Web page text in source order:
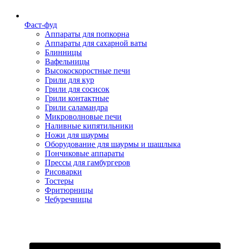
Фаст-фуд
Аппараты для попкорна
Аппараты для сахарной ваты
Блинницы
Вафельницы
Высокоскоростные печи
Грили для кур
Грили для сосисок
Грили контактные
Грили саламандра
Микроволновые печи
Наливные кипятильники
Ножи для шаурмы
Оборудование для шаурмы и шашлыка
Пончиковые аппараты
Прессы для гамбургеров
Рисоварки
Тостеры
Фритюрницы
Чебуречницы